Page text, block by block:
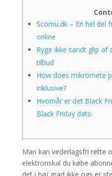
Scornu.dk – En hel del
online
Ryge ikke sandt glip
tilbud
How does mikromete
inklusive?
Hvornår er det Black
Black Friday dato
Man kan vederlagsfri rette
elektronskal du købe